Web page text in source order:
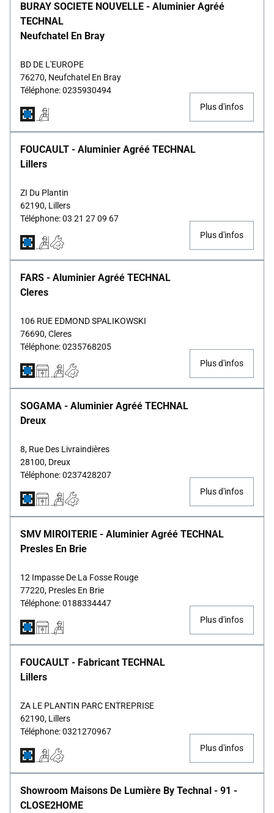
BURAY SOCIETE NOUVELLE - Aluminier Agréé
TECHNAL
Neufchatel En Bray
BD DE L'EUROPE
76270, Neufchatel En Bray
Téléphone: 0235930494
Plus d'infos
FOUCAULT - Aluminier Agréé TECHNAL
Lillers
ZI Du Plantin
62190, Lillers
Téléphone: 03 21 27 09 67
Plus d'infos
FARS - Aluminier Agréé TECHNAL
Cleres
106 RUE EDMOND SPALIKOWSKI
76690, Cleres
Téléphone: 0235768205
Plus d'infos
SOGAMA - Aluminier Agréé TECHNAL
Dreux
8, Rue Des Livraindières
28100, Dreux
Téléphone: 0237428207
Plus d'infos
SMV MIROITERIE - Aluminier Agréé TECHNAL
Presles En Brie
12 Impasse De La Fosse Rouge
77220, Presles En Brie
Téléphone: 0188334447
Plus d'infos
FOUCAULT - Fabricant TECHNAL
Lillers
ZA LE PLANTIN PARC ENTREPRISE
62190, Lillers
Téléphone: 0321270967
Plus d'infos
Showroom Maisons De Lumière By Technal - 91 -
CLOSE2HOME